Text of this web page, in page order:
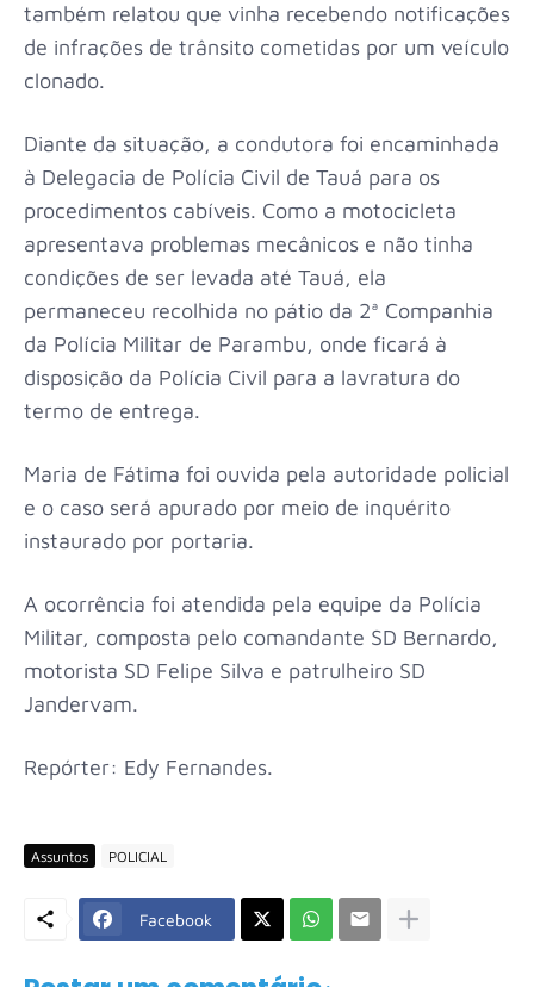
também relatou que vinha recebendo notificações
de infrações de trânsito cometidas por um veículo
clonado.
Diante da situação, a condutora foi encaminhada
à Delegacia de Polícia Civil de Tauá para os
procedimentos cabíveis. Como a motocicleta
apresentava problemas mecânicos e não tinha
condições de ser levada até Tauá, ela
permaneceu recolhida no pátio da 2ª Companhia
da Polícia Militar de Parambu, onde ficará à
disposição da Polícia Civil para a lavratura do
termo de entrega.
Maria de Fátima foi ouvida pela autoridade policial
e o caso será apurado por meio de inquérito
instaurado por portaria.
A ocorrência foi atendida pela equipe da Polícia
Militar, composta pelo comandante SD Bernardo,
motorista SD Felipe Silva e patrulheiro SD
Jandervam.
Repórter: Edy Fernandes.
Assuntos POLICIAL
Facebook